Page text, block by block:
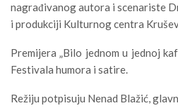
nagrađivanog autora i scenariste
i produkciji Kulturnog centra
Premijera „Bilo jednom u jednoj
Festivala humora i satire.
Režiju potpisuju Nenad Blažić,